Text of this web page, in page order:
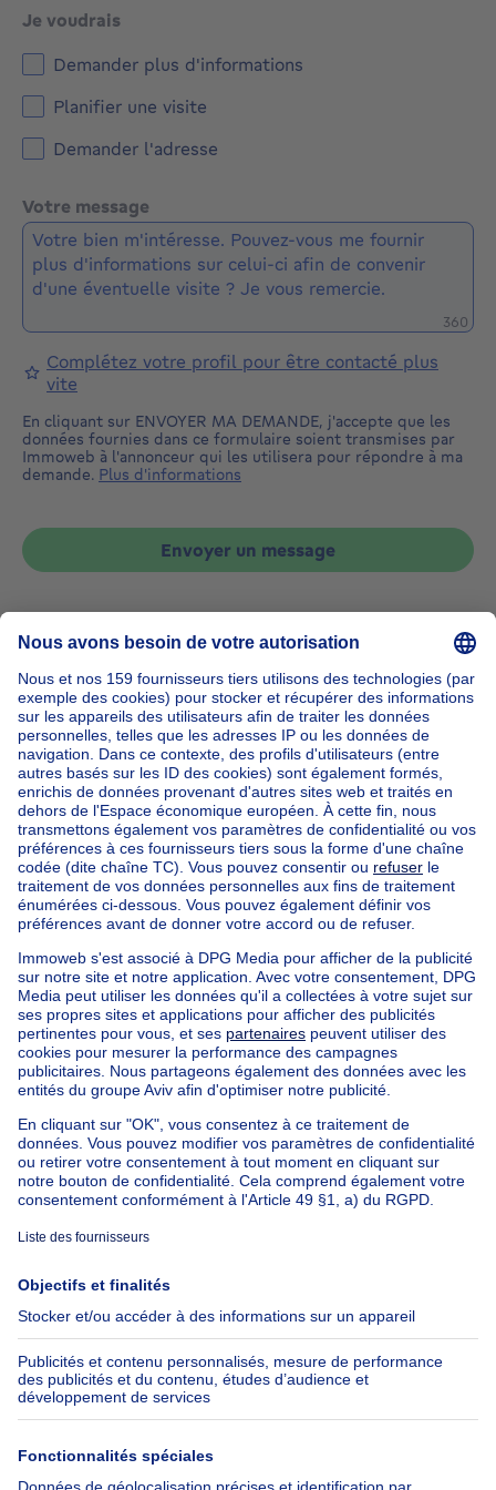
Je voudrais
Demander plus d'informations
Planifier une visite
Demander l'adresse
Votre message
360
Complétez votre profil pour être contacté plus
vite
En cliquant sur ENVOYER MA DEMANDE, j'accepte que les
données fournies dans ce formulaire soient transmises par
Immoweb à l'annonceur qui les utilisera pour répondre à ma
demande. Plus d'informations
Envoyer un message
Accueil Belgique
Brabant Flamand (province)
Hal-Vilvorde (arrondissement)
Acheter votre appartement à Linkebeek
Nos maisons hors de la Belgique
Maison à vendre France
Maison à vendre Espagne
Maison à vendre Italie
Maison à vendre Luxembourg
Maison à vendre Pays-bas
Nos biens pas chèrsMaison à vendre pas cher
Appartements à louer pas cher
Nos biens à louer avec chambres
Appartement à vendre avec 3 chambres
Maison à vendre avec 3 chambres
Appartement à louer avec 3 chambres
Maison à louer avec 3 chambres
Appartement à louer avec 3 chambres Bruxelles-ville
À propos
Immoweb
Presse
Emplois
Groupe Axel Springer
SeLoger.com
Immowelt.de
Outils
Belfius
Assurances
Check-list déménagement
Aide Suivez-nous